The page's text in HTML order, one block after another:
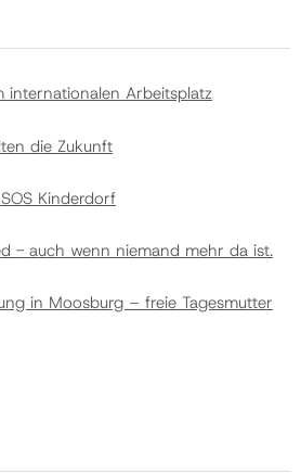
internationalen Arbeitsplatz
die Zukunft
Kinderdorf
- auch wenn niemand mehr da ist.
in Moosburg – freie Tagesmutter